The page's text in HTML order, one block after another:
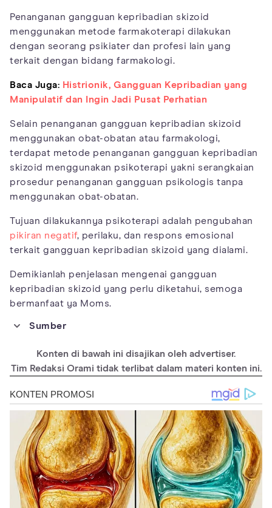
Penanganan gangguan kepribadian skizoid
menggunakan metode farmakoterapi dilakukan
dengan seorang psikiater dan profesi lain yang
terkait dengan bidang farmakologi.
Baca Juga: Histrionik, Gangguan Kepribadian yang
Manipulatif dan Ingin Jadi Pusat Perhatian
Selain penanganan gangguan kepribadian skizoid
menggunakan obat-obatan atau farmakologi,
terdapat metode penanganan gangguan kepribadian
skizoid menggunakan psikoterapi yakni serangkaian
prosedur penanganan gangguan psikologis tanpa
menggunakan obat-obatan.
Tujuan dilakukannya psikoterapi adalah pengubahan
pikiran negatif, perilaku, dan respons emosional
terkait gangguan kepribadian skizoid yang dialami.
Demikianlah penjelasan mengenai gangguan
kepribadian skizoid yang perlu diketahui, semoga
bermanfaat ya Moms.
Sumber
https://www.ncbi.nlm.nih.gov/books/NBK559234/
https://doi.org/10.1007/978-3-319-28099-8_626-2
Konten di bawah ini disajikan oleh advertiser.
Tim Redaksi Orami tidak terlibat dalam materi konten ini.